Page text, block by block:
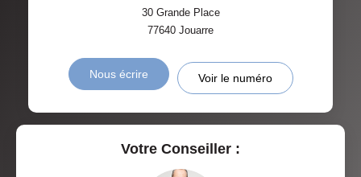
30 Grande Place
77640 Jouarre
Nous écrire Voir le numéro
Votre Conseiller :